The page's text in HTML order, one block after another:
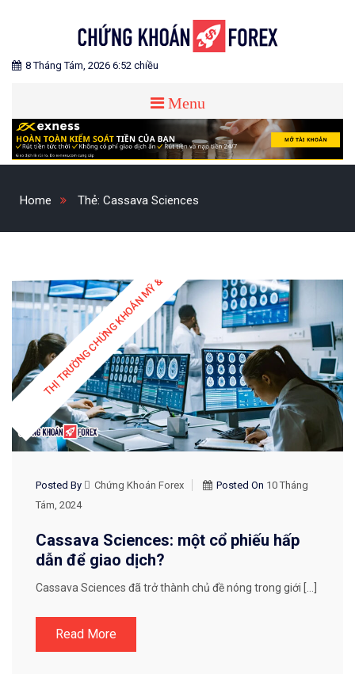
CHỨNG KHOÁN FOREX
Blog chia sẻ về Chứng Khoán và Forex
8 Tháng Tám, 2026 6:52 chiều
Menu
Home Thẻ: Cassava Sciences
THỊ TRƯỜNG CHỨNG KHOÁN MỸ & QUỐC TẾ
Posted By Chứng Khoán Forex Posted On 10 Tháng
Tám, 2024
Cassava Sciences: một cổ phiếu hấp
dẫn để giao dịch?
Cassava Sciences đã trở thành chủ đề nóng trong giới […]
Read More